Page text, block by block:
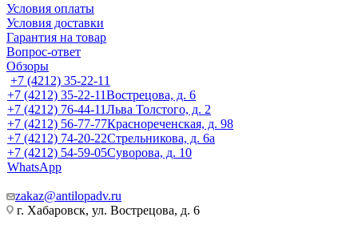
Условия оплаты
Условия доставки
Гарантия на товар
Вопрос-ответ
Обзоры
+7 (4212) 35-22-11
+7 (4212) 35-22-11Вострецова, д. 6
+7 (4212) 76-44-11Льва Толстого, д. 2
+7 (4212) 56-77-77Краснореченская, д. 98
+7 (4212) 74-20-22Стрельникова, д. 6а
+7 (4212) 54-59-05Суворова, д. 10
WhatsApp
zakaz@antilopadv.ru
г. Хабаровск, ул. Вострецова, д. 6